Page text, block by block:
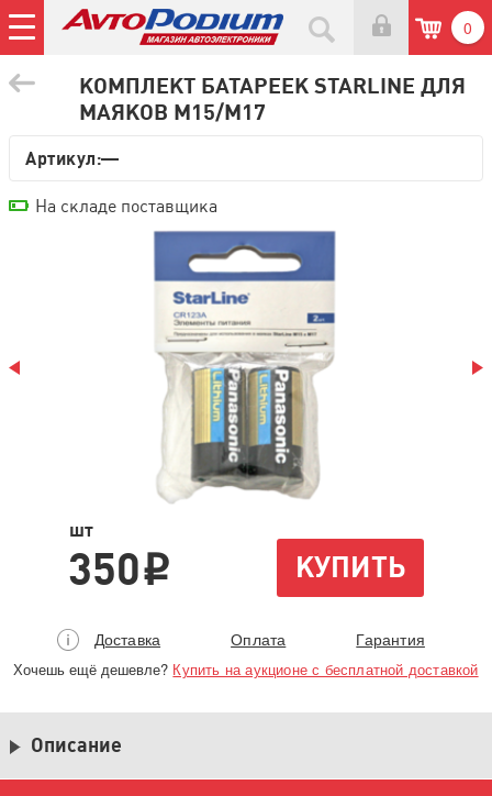
0
КОМПЛЕКТ БАТАРЕЕК STARLINE ДЛЯ
МАЯКОВ M15/M17
Артикул:—
шт
350i КУПИТЬ
Доставка Оплата Гарантия
Хочешь ещё дешевле? Купить на аукционе с бесплатной доставкой
На складе поставщика
Описание